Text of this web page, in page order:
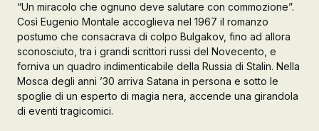
L’Edicola & eventi
Galleria d’Arte
Contattaci
Ricordati
di me
Ha dimenticato la
password?
Registrazione
“Un miracolo che ognuno deve salutare con commozione”.
Così Eugenio Montale accoglieva nel 1967 il romanzo
postumo che consacrava di colpo Bulgakov, fino ad allora
sconosciuto, tra i grandi scrittori russi del Novecento, e
forniva un quadro indimenticabile della Russia di Stalin. Nella
Mosca degli anni ’30 arriva Satana in persona e sotto le
spoglie di un esperto di magia nera, accende una girandola
di eventi tragicomici.